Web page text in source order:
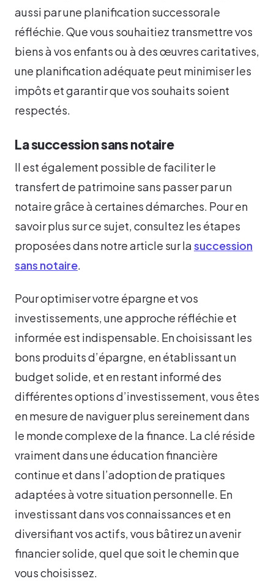
aussi par une planification successorale
réfléchie. Que vous souhaitiez transmettre vos
biens à vos enfants ou à des œuvres caritatives,
une planification adéquate peut minimiser les
impôts et garantir que vos souhaits soient
respectés.
La succession sans notaire
Il est également possible de faciliter le
transfert de patrimoine sans passer par un
notaire grâce à certaines démarches. Pour en
savoir plus sur ce sujet, consultez les étapes
proposées dans notre article sur lasuccession
sans notaire.
Pour optimiser votre épargne et vos
investissements, une approche réfléchie et
informée est indispensable. En choisissant les
bons produits d’épargne, en établissant un
budget solide, et en restant informé des
différentes options d’investissement, vous êtes
en mesure de naviguer plus sereinement dans
le monde complexe de la finance. La clé réside
vraiment dans une éducation financière
continue et dans l’adoption de pratiques
adaptées à votre situation personnelle. En
investissant dans vos connaissances et en
diversifiant vos actifs, vous bâtirez un avenir
financier solide, quel que soit le chemin que
vous choisissez.